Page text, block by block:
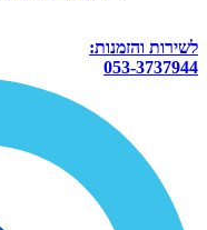
לשירות והזמנות:
053-3737944